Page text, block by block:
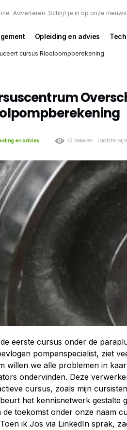
Adverteren Schrijf je in op onze
Opleiding en advies
cursus Rioolpompberekening
en advies 43 bekeken Laatste
eerste cursus onder de
pompenspecialist, ziet
willen we alle problemen in
ondervinden. Deze
cursus, zoals mijn
het kennisnetwerk gestalte
de toekomst onder onze naam
ik Jos via LinkedIn sprak,